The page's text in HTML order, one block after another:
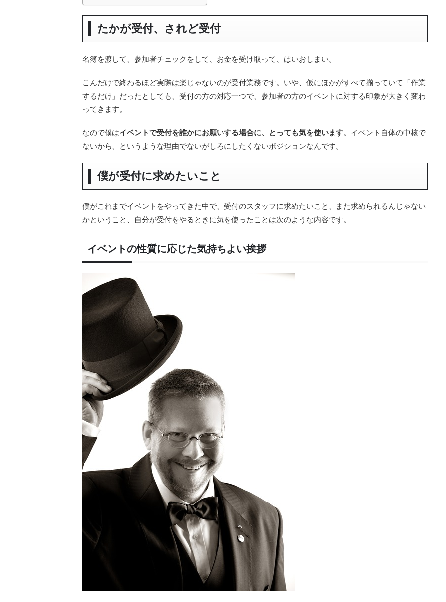
たかが受付、されど受付
名簿を渡して、参加者チェックをして、お金を受け取って、はいおしまい。
こんだけで終わるほど実際は楽じゃないのが受付業務です。いや、仮にほかがすべて揃っていて「作業
するだけ」だったとしても、受付の方の対応一つで、参加者の方のイベントに対する印象が大きく変わ
ってきます。
なので僕はイベントで受付を誰かにお願いする場合に、とっても気を使います。イベント自体の中核で
ないから、というような理由でないがしろにしたくないポジションなんです。
僕が受付に求めたいこと
僕がこれまでイベントをやってきた中で、受付のスタッフに求めたいこと、また求められるんじゃない
かということ、自分が受付をやるときに気を使ったことは次のような内容です。
イベントの性質に応じた気持ちよい挨拶